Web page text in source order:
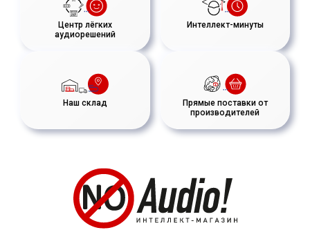
Центр лёгких
аудиорешений
Интеллект-минуты
Наш склад
Прямые поставки от
производителей